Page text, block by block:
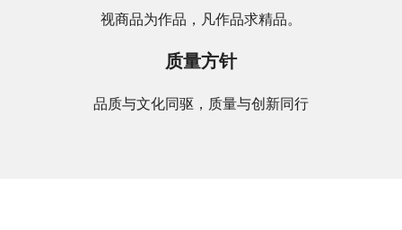
视商品为作品，凡作品求精品。
质量方针
品质与文化同驱，质量与创新同行